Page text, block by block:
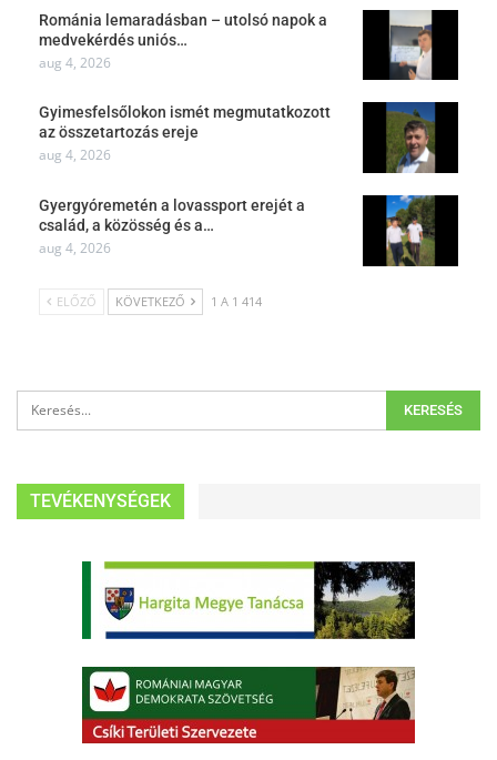
Románia lemaradásban – utolsó napok a
medvekérdés uniós…
aug 4, 2026
Gyimesfelsőlokon ismét megmutatkozott
az összetartozás ereje
aug 4, 2026
Gyergyóremetén a lovassport erejét a
család, a közösség és a…
aug 4, 2026
ELŐZŐ KÖVETKEZŐ 1 A 1 414
TEVÉKENYSÉGEK